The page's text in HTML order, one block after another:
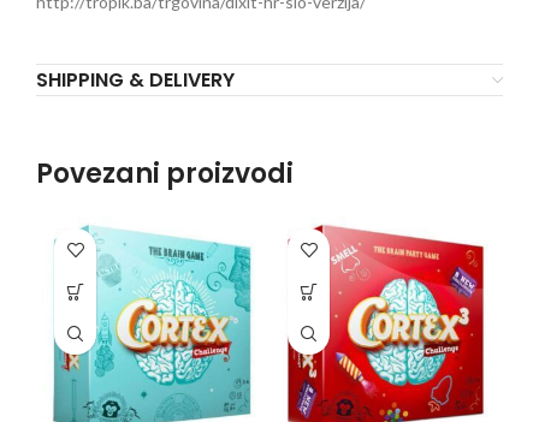
SHIPPING & DELIVERY
Povezani proizvodi